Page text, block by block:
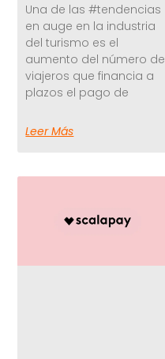
Una de las #tendencias
en auge en la industria
del turismo es el
aumento del número de
viajeros que financia a
plazos el pago de
Leer Más